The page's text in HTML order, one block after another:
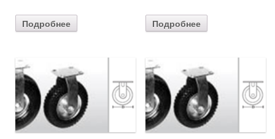
Подробнее Подробнее